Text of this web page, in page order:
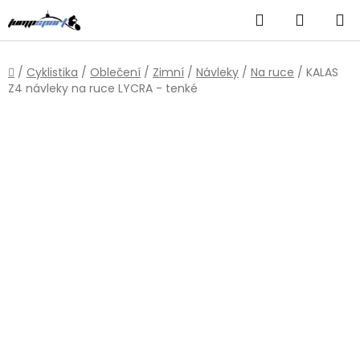
na
obsah
Hledat
KOŠÍK
Domů
/ Cyklistika / Oblečení / Zimní / Návleky / Na ruce / KALAS
Z4 návleky na ruce LYCRA - tenké